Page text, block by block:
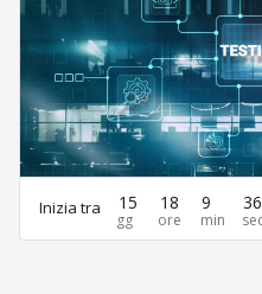
Inizia tra 15 18 9 36